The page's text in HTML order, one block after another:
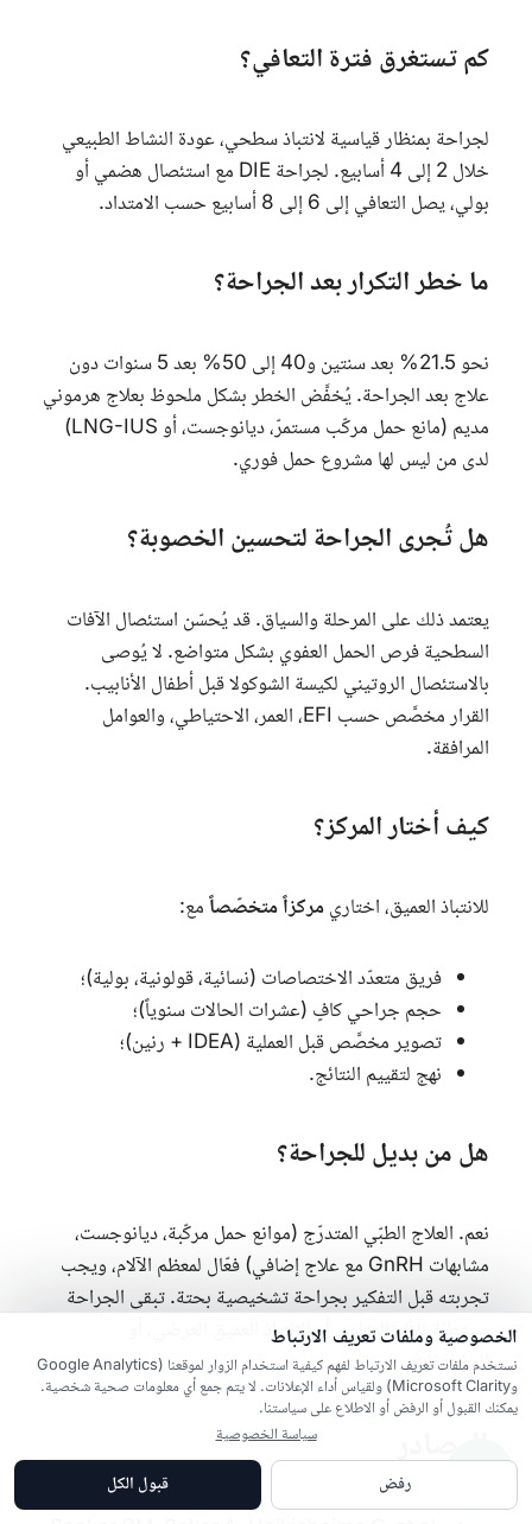
كم تستغرق فترة التعافي؟
لجراحة بمنظار قياسية لانتباذ سطحي، عودة النشاط الطبيعي
خلال 2 إلى 4 أسابيع. لجراحة
DIE مع استئصال هضمي أو
بولي، يصل التعافي إلى 6 إلى 8 أسابيع حسب الامتداد.
ما خطر التكرار بعد الجراحة؟
نحو 21.5% بعد سنتين و40 إلى 50% بعد 5 سنوات دون
علاج بعد الجراحة. يُخفَّض الخطر بشكل ملحوظ بعلاج هرموني
مديم (مانع حمل مركّب مستمرّ، ديانوجست، أوLNG-IUS
)
لدى من ليس لها مشروع حمل فوري.
هل تُجرى الجراحة لتحسين الخصوبة؟
يعتمد ذلك على المرحلة والسياق. قد يُحسّن استئصال الآفات
السطحية فرص الحمل العفوي بشكل متواضع. لا يُوصى
بالاستئصال الروتيني لكيسة الشوكولا قبل أطفال الأنابيب.
القرار مخصَّص حسب EFI، العمر، الاحتياطي، والعوامل
المرافقة.
كيف أختار المركز؟
للانتباذ العميق، اختاريمركزاً متخصّصاًمع:
فريق متعدّد الاختصاصات (نسائية، قولونية، بولية)؛
حجم جراحي كافٍ (عشرات الحالات سنوياً)؛
تصوير مخصَّص قبل العملية (IDEA + رنين)؛
نهج لتقييم النتائج.
هل من بديل للجراحة؟
نعم. العلاج الطبّي المتدرّج (موانع حمل مركّبة، ديانوجست،
مشابهات GnRH مع علاج إضافي) فعّال لمعظم الآلام، ويجب
تجربته قبل التفكير بجراحة تشخيصية بحتة. تبقى الجراحة
مستطبَّة للألم المقاوم، أو الانتباذ العميق العرضي، أو
المضاعفات.
المصادر
الخصوصية وملفات تعريف الارتباط
نستخدم ملفات تعريف الارتباط لفهم كيفية استخدام الزوار لموقعنا (Google Analytics
وMicrosoft Clarity) ولقياس أداء الإعلانات. لا يتم جمع أي معلومات صحية شخصية.
يمكنك القبول أو الرفض أو الاطلاع على سياستنا.
سياسة الخصوصية
رفض قبول الكل